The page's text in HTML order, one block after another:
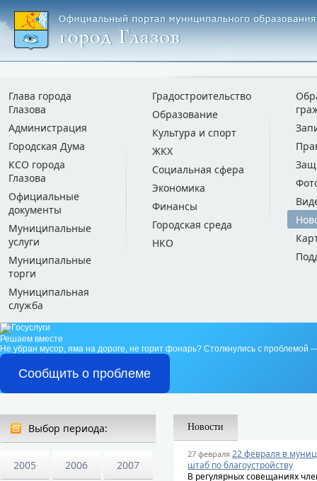
Глава города
Глазова
Администрация
Городская Дума
КСО города
Глазова
Официальные
документы
Муниципальные
услуги
Муниципальные
торги
Муниципальная
служба
Градостроительство
Образование
Культура и спорт
ЖКХ
Социальная сфера
Экономика
Финансы
Городская среда
НКО
Решаем вместе
Не убран мусор, яма на дороге, не горит фонарь? Столкнулись с проблемой
Сообщить о проблеме
Выбор периода:
2005 2006 2007
Новости
27 февраля 22 февраля в
штаб по благоустройству
В регулярных совещаниях